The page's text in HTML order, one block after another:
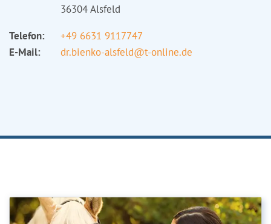
36304 Alsfeld
Telefon:
+49 6631 9117747
E-Mail:
dr.bienko-alsfeld@t-online.de